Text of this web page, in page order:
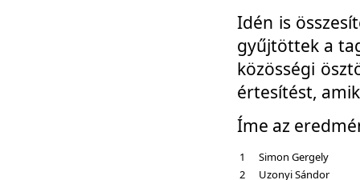
Idén is
gyűjtöttek a
közösségi
értesítést,
Íme az
1
Simon Gergely
2
Uzonyi Sándor